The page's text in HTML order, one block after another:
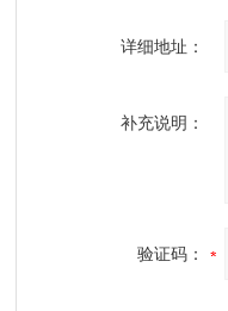
详细地址：
补充说明：
验证码：